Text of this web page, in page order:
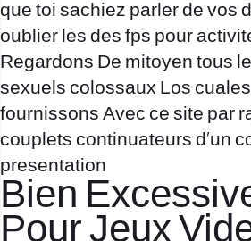
que toi sachiez parler de vos
oublier les des fps pour
Regardons De mitoyen tous
sexuels colossaux Los
fournissons Avec ce site par
couplets continuateurs d’un
presentation
Bien
Pour Jeux